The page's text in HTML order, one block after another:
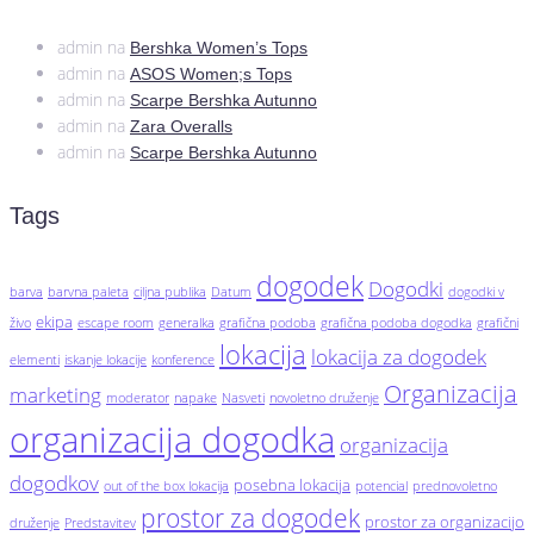
admin na Bershka Women’s Tops
admin na ASOS Women;s Tops
admin na Scarpe Bershka Autunno
admin na Zara Overalls
admin na Scarpe Bershka Autunno
Tags
barva barvna paleta ciljna publika Datum dogodek Dogodki dogodki v
živo ekipa escape room generalka grafična podoba grafična podoba dogodka grafični
elementi iskanje lokacije konference lokacija lokacija za dogodek
marketing moderator napake Nasveti novoletno druženje Organizacija
organizacija dogodka organizacija
dogodkov out of the box lokacija posebna lokacija potencial prednovoletno
druženje Predstavitev prostor za dogodek prostor za organizacijo